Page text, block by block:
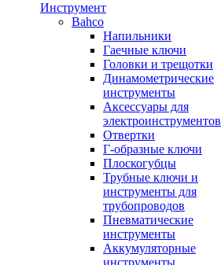
Инструмент
Bahco
Напильники
Гаечные ключи
Головки и трещотки
Динамометрические
инструменты
Аксессуары для
электроинструментов
Отвертки
Г-образные ключи
Плоскогубцы
Трубные ключи и
инструменты для
трубопроводов
Пневматические
инструменты
Аккумуляторные
инструменты